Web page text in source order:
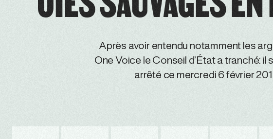
Après avoir entendu notamment les
One Voice le Conseil d’État a tranché: il
arrêté ce mercredi 6 février